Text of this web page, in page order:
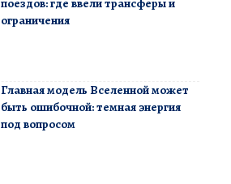
ограничения
Главная модель Вселенной может
быть ошибочной: темная энергия
под вопросом